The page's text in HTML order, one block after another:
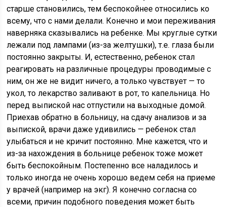
старше становились, тем беспокойнее относились ко
всему, что с нами делали. Конечно и мои переживания
наверняка сказывались на ребенке. Мы круглые сутки
лежали под лампами (из-за желтушки), т.е. глаза были
постоянно закрыты. И, естественно, ребенок стал
реагировать на различные процедуры проводимые с
ним, он же не видит ничего, а только чувствует — то
укол, то лекарство заливают в рот, то капельница. Но
перед выпиской нас отпустили на выходные домой.
Приехав обратно в больницу, на сдачу анализов и за
выпиской, врачи даже удивились — ребенок стал
улыбаться и не кричит постоянно. Мне кажется, что и
из-за нахождения в больнице ребенок тоже может
быть беспокойным. Постепенно все наладилось и
только иногда не очень хорошо ведем себя на приеме
у врачей (например на экг). Я конечно согласна со
всеми, причин подобного поведения может быть